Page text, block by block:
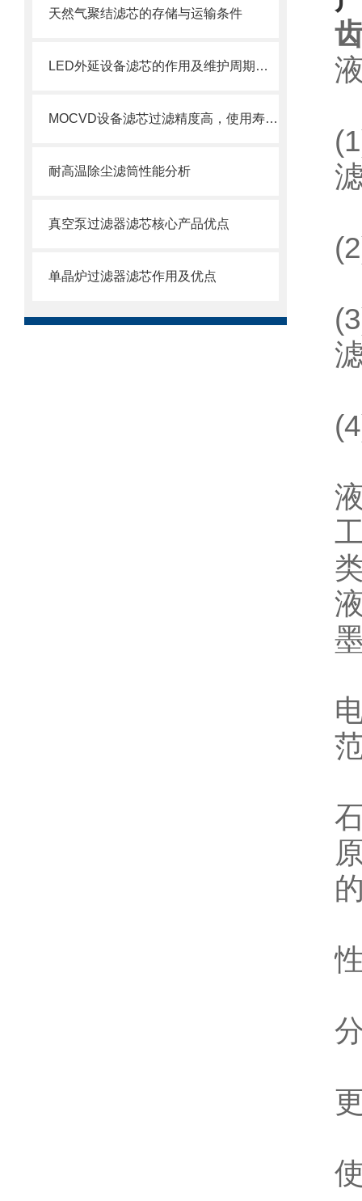
天然气聚结滤芯的存储与运输条件
LED外延设备滤芯的作用及维护周期科普
MOCVD设备滤芯过滤精度高，使用寿命长
耐高温除尘滤筒性能分析
真空泵过滤器滤芯核心产品优点
单晶炉过滤器滤芯作用及优点